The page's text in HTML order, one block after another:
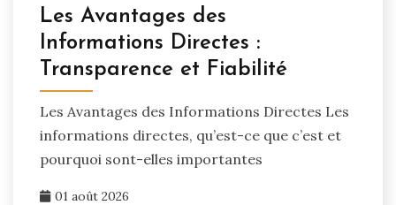
Les Avantages des
Informations Directes :
Transparence et Fiabilité
Les Avantages des Informations Directes Les
informations directes, qu’est-ce que c’est et
pourquoi sont-elles importantes
01 août 2026